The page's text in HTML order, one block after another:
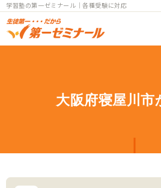
学習塾の第一ゼミナール｜各種受験に対応
コース案内大阪府寝屋川市